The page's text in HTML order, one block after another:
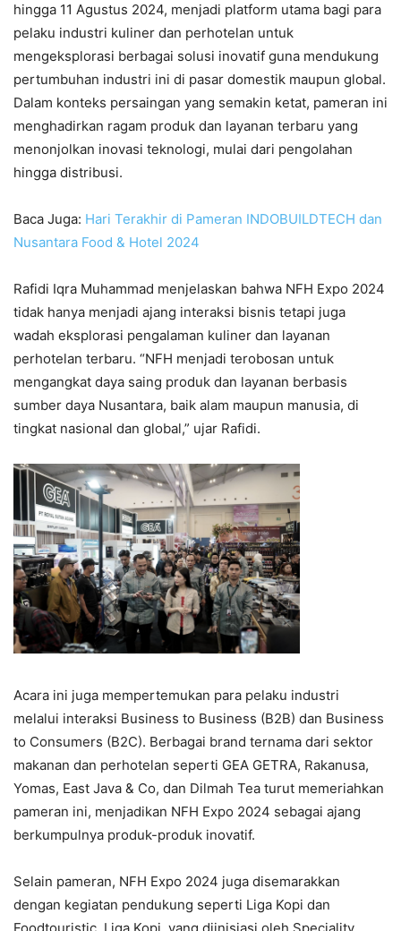
hingga 11 Agustus 2024, menjadi platform utama bagi para
pelaku industri kuliner dan perhotelan untuk
mengeksplorasi berbagai solusi inovatif guna mendukung
pertumbuhan industri ini di pasar domestik maupun global.
Dalam konteks persaingan yang semakin ketat, pameran ini
menghadirkan ragam produk dan layanan terbaru yang
menonjolkan inovasi teknologi, mulai dari pengolahan
hingga distribusi.
Baca Juga: Hari Terakhir di Pameran INDOBUILDTECH dan
Nusantara Food & Hotel 2024
Rafidi Iqra Muhammad menjelaskan bahwa NFH Expo 2024
tidak hanya menjadi ajang interaksi bisnis tetapi juga
wadah eksplorasi pengalaman kuliner dan layanan
perhotelan terbaru. “NFH menjadi terobosan untuk
mengangkat daya saing produk dan layanan berbasis
sumber daya Nusantara, baik alam maupun manusia, di
tingkat nasional dan global,” ujar Rafidi.
Acara ini juga mempertemukan para pelaku industri
melalui interaksi Business to Business (B2B) dan Business
to Consumers (B2C). Berbagai brand ternama dari sektor
makanan dan perhotelan seperti GEA GETRA, Rakanusa,
Yomas, East Java & Co, dan Dilmah Tea turut memeriahkan
pameran ini, menjadikan NFH Expo 2024 sebagai ajang
berkumpulnya produk-produk inovatif.
Selain pameran, NFH Expo 2024 juga disemarakkan
dengan kegiatan pendukung seperti Liga Kopi dan